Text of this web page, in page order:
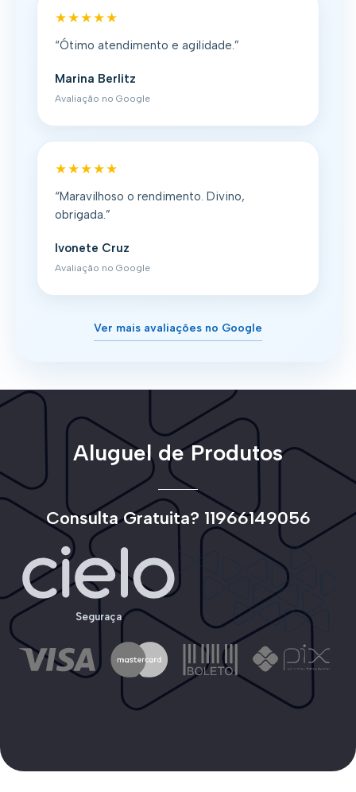
★★★★★
“Ótimo atendimento e agilidade.”
Marina Berlitz
Avaliação no Google
★★★★★
“Maravilhoso o rendimento. Divino,
obrigada.”
Ivonete Cruz
Avaliação no Google
Ver mais avaliações no Google
Aluguel de Produtos
Consulta Gratuita? 11966149056
Seguraça